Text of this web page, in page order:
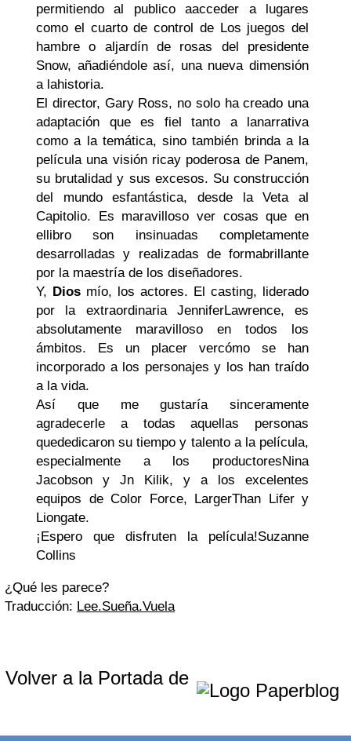
permitiendo al publico aacceder a lugares
como el cuarto de control de Los juegos del
hambre o aljardín de rosas del presidente
Snow, añadiéndole así, una nueva dimensión
a lahistoria.
El director, Gary Ross, no solo ha creado una
adaptación que es fiel tanto a lanarrativa
como a la temática, sino también brinda a la
película una visión ricay poderosa de Panem,
su brutalidad y sus excesos. Su construcción
del mundo esfantástica, desde la Veta al
Capitolio. Es maravilloso ver cosas que en
ellibro son insinuadas completamente
desarrolladas y realizadas de formabrillante
por la maestría de los diseñadores.
Y, Dios mío, los actores. El casting, liderado
por la extraordinaria JenniferLawrence, es
absolutamente maravilloso en todos los
ámbitos. Es un placer vercómo se han
incorporado a los personajes y los han traído
a la vida.
Así que me gustaría sinceramente
agradecerle a todas aquellas personas
quededicaron su tiempo y talento a la película,
especialmente a los productoresNina
Jacobson y Jn Kilik, y a los excelentes
equipos de Color Force, LargerThan Lifer y
Liongate.
¡Espero que disfruten la película!Suzanne
Collins
¿Qué les parece?
Traducción: Lee.Sueña.Vuela
Volver a la Portada de